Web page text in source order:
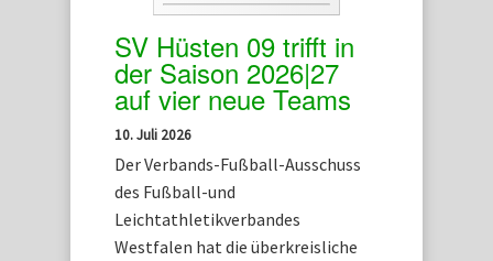
SV Hüsten 09 trifft in
der Saison 2026|27
auf vier neue Teams
10. Juli 2026
Der Verbands-Fußball-Ausschuss
des Fußball-und
Leichtathletikverbandes
Westfalen hat die überkreisliche